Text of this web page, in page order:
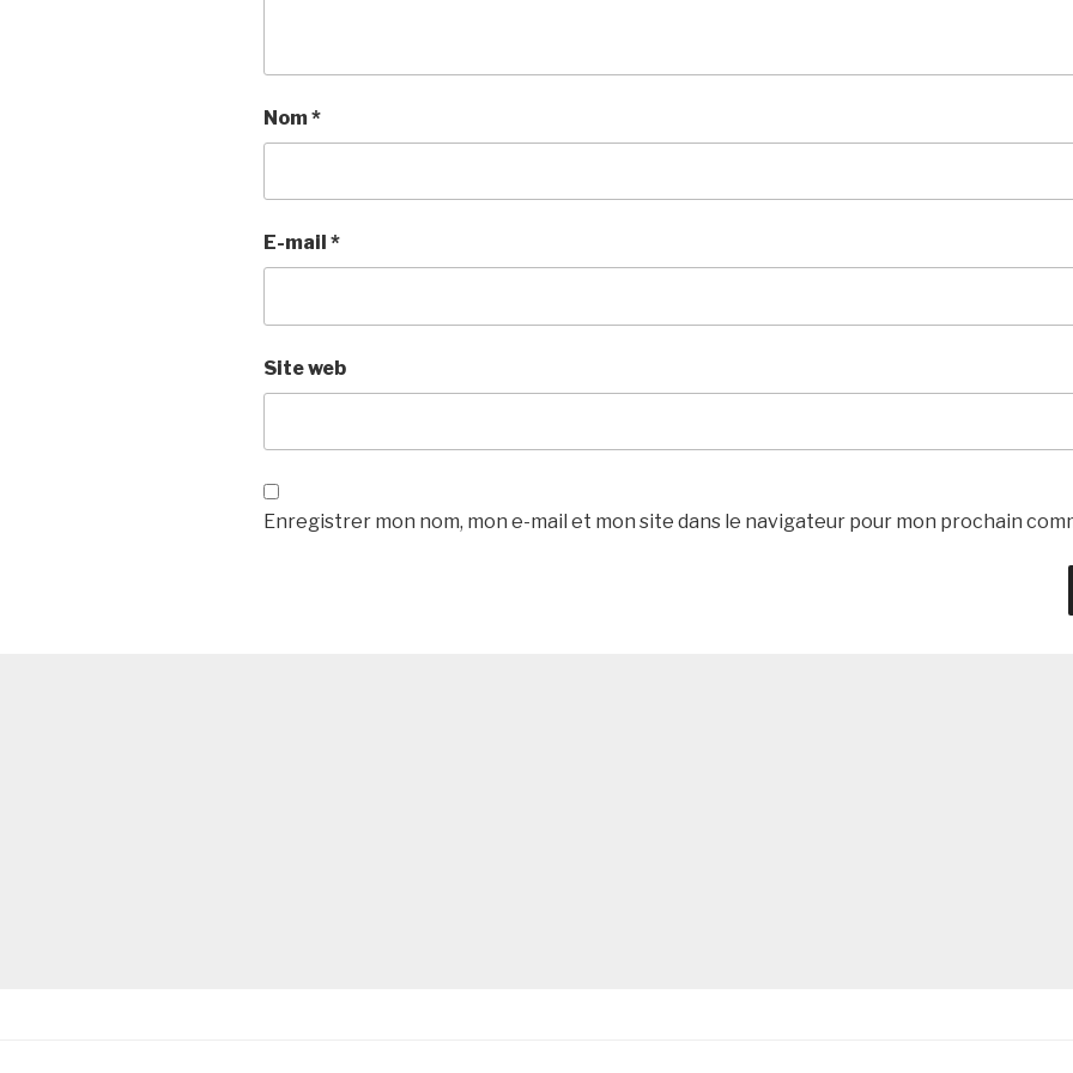
Nom*
E-mail *
Site web
Enregistrer mon nom, mon e-mail et mon site dans le navigateur pour mon prochain